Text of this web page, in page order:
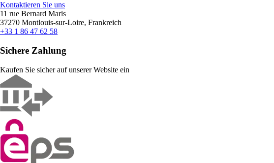
Kontaktieren Sie uns
11 rue Bernard Maris
37270 Montlouis-sur-Loire, Frankreich
+33 1 86 47 62 58
Sichere Zahlung
Kaufen Sie sicher auf unserer Website ein